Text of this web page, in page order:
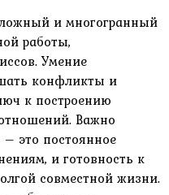
и многогранный
работы‚
Умение
конфликты и
к построению
Важно
это постоянное
и готовность к
совместной жизни.